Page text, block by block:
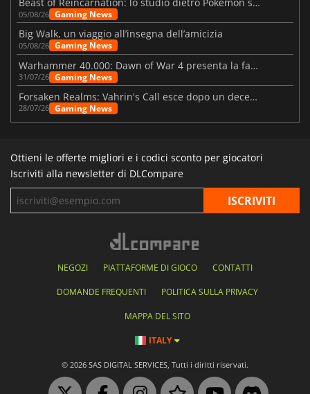
05/08/26 Gaming News
Big Walk, un viaggio all’insegna dell’amicizia
05/08/26 Gaming News
Warhammer 40.000: Dawn of War 4 presenta la fazione dei Necron
31/07/26 Gaming News
Forsaken Realms: Vahrin's Call esce dopo un decennio di sviluppo
28/07/26 Gaming News
Ottieni le offerte migliori e i codici sconto per giocatori
Iscriviti alla newsletter di DLCompare
NEGOZI PIATTAFORME DI GIOCO CONTATTI
DOMANDE FREQUENTI POLITICA SULLA PRIVACY
MAPPA DEL SITO
ITALY
© 2026 SAS DIGITAL SERVICES, Tutti i diritti riservati.